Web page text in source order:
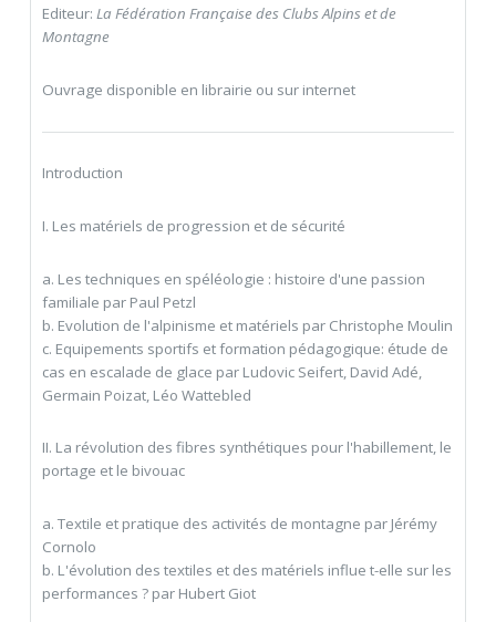
Editeur: La Fédération Française des Clubs Alpins et de
Montagne
Ouvrage disponible en librairie ou sur internet
Introduction
I. Les matériels de progression et de sécurité
a. Les techniques en spéléologie : histoire d'une passion
familiale par Paul Petzl
b. Evolution de l'alpinisme et matériels par Christophe Moulin
c. Equipements sportifs et formation pédagogique: étude de
cas en escalade de glace par Ludovic Seifert, David Adé,
Germain Poizat, Léo Wattebled
II. La révolution des fibres synthétiques pour l'habillement, le
portage et le bivouac
a. Textile et pratique des activités de montagne par Jérémy
Cornolo
b. L'évolution des textiles et des matériels influe t-elle sur les
performances ? par Hubert Giot